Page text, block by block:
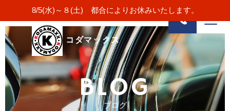
8/5(水)～８(土) 都合によりお休みいたします。
コダマックス
BLOG
ブログ